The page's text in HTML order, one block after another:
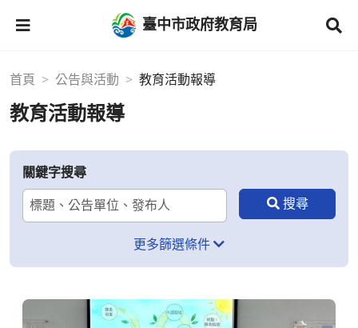
臺中市政府教育局
首頁 公告與活動 教育活動報導
教育活動報導
關鍵字搜尋
更多篩選條件